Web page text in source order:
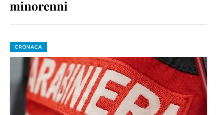
minorenni
CRONACA